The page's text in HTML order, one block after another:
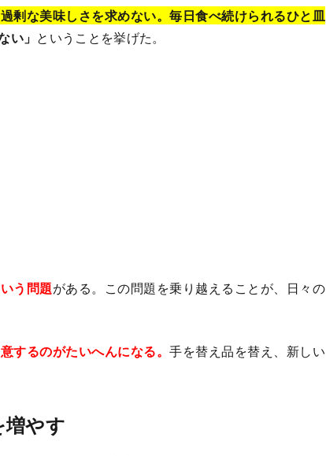
過剰な美味しさを求めない。毎日食べ続けられるひと皿
い」 ということを挙げた。
う問題がある。この問題を乗り越えることが、日々の
するのがたいへんになる。手を替え品を替え、新しい
増やす